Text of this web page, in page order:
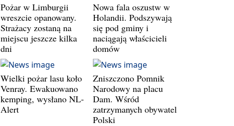
Pożar w Limburgii
wreszcie opanowany.
Strażacy zostaną na
miejscu jeszcze kilka
dni
Nowa fala oszustw w
Holandii. Podszywają
się pod gminy i
naciągają właścicieli
domów
Wielki pożar lasu koło
Venray. Ewakuowano
kemping, wysłano NL-
Alert
Zniszczono Pomnik
Narodowy na placu
Dam. Wśród
zatrzymanych obywatel
Polski